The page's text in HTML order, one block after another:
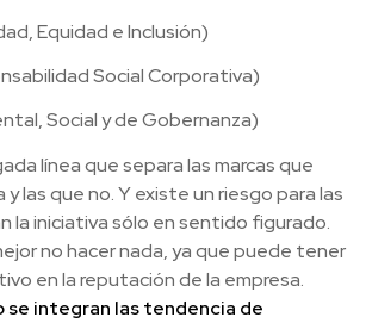
Equidad e Inclusión)
Social Corporativa)
Social y de Gobernanza)
línea que separa las marcas que
las que no. Y existe un riesgo para las
la iniciativa sólo en sentido figurado.
no hacer nada, ya que puede tener
en la reputación de la empresa.
se integran las tendencia de